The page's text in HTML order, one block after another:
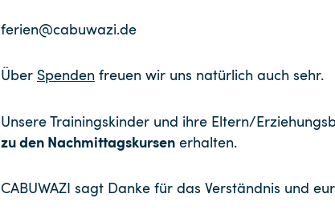
ferien@cabuwazi.de
Über Spenden freuen wir uns natürlich auch sehr.
Unsere Trainingskinder und ihre Eltern/
zu den Nachmittagskursen erhalten.
CABUWAZI sagt Danke für das Verständnis und